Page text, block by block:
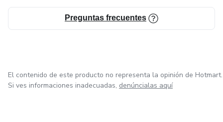
Preguntas frecuentes
El contenido de este producto no representa la opinión de Hotmart.
Si ves informaciones inadecuadas, denúncialas aquí